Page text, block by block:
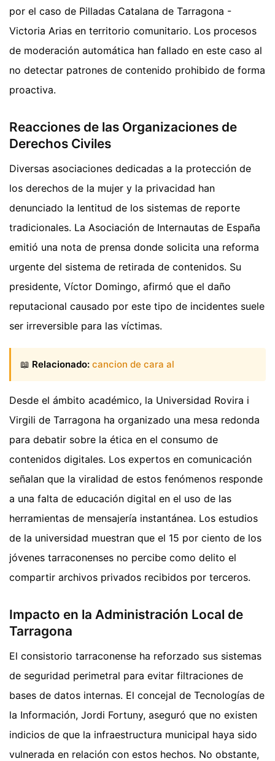
por el caso de Pilladas Catalana de Tarragona -
Victoria Arias en territorio comunitario. Los procesos
de moderación automática han fallado en este caso al
no detectar patrones de contenido prohibido de forma
proactiva.
Reacciones de las Organizaciones de
Derechos Civiles
Diversas asociaciones dedicadas a la protección de
los derechos de la mujer y la privacidad han
denunciado la lentitud de los sistemas de reporte
tradicionales. La Asociación de Internautas de España
emitió una nota de prensa donde solicita una reforma
urgente del sistema de retirada de contenidos. Su
presidente, Víctor Domingo, afirmó que el daño
reputacional causado por este tipo de incidentes suele
ser irreversible para las víctimas.
📖 Relacionado: cancion de cara al
Desde el ámbito académico, la Universidad Rovira i
Virgili de Tarragona ha organizado una mesa redonda
para debatir sobre la ética en el consumo de
contenidos digitales. Los expertos en comunicación
señalan que la viralidad de estos fenómenos responde
a una falta de educación digital en el uso de las
herramientas de mensajería instantánea. Los estudios
de la universidad muestran que el 15 por ciento de los
jóvenes tarraconenses no percibe como delito el
compartir archivos privados recibidos por terceros.
Impacto en la Administración Local de
Tarragona
El consistorio tarraconense ha reforzado sus sistemas
de seguridad perimetral para evitar filtraciones de
bases de datos internas. El concejal de Tecnologías de
la Información, Jordi Fortuny, aseguró que no existen
indicios de que la infraestructura municipal haya sido
vulnerada en relación con estos hechos. No obstante,